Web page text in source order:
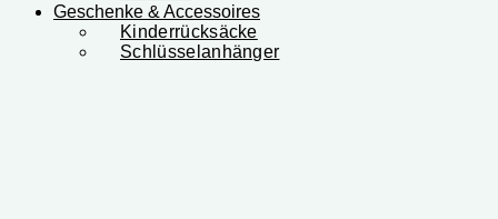
Geschenke & Accessoires
Kinderrücksäcke
Schlüsselanhänger